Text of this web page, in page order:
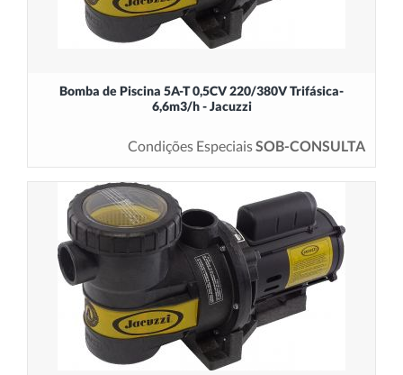
Bomba de Piscina 5A-T 0,5CV 220/380V Trifásica-
6,6m3/h - Jacuzzi
Condições EspeciaisSOB-CONSULTA